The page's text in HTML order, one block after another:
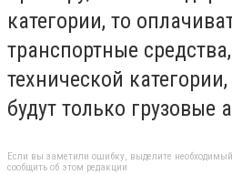
категории, то
транспортные средства,
технической
будут только грузовые
Если вы заметили ошибку, выделите
сообщить об этом редакции